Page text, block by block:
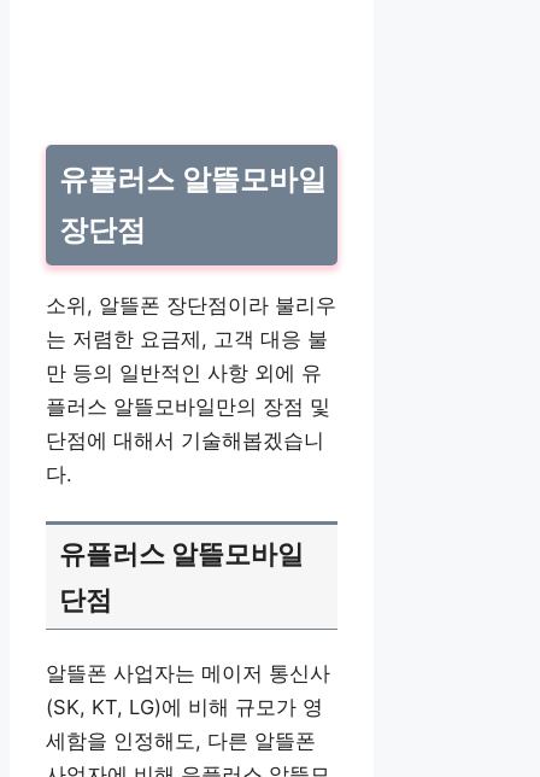
유플러스 알뜰모바일
장단점
소위, 알뜰폰 장단점이라 불리우
는 저렴한 요금제, 고객 대응 불
만 등의 일반적인 사항 외에 유
플러스 알뜰모바일만의 장점 및
단점에 대해서 기술해봅겠습니
다.
유플러스 알뜰모바일
단점
알뜰폰 사업자는 메이저 통신사
(SK, KT, LG)에 비해 규모가 영
세함을 인정해도, 다른 알뜰폰